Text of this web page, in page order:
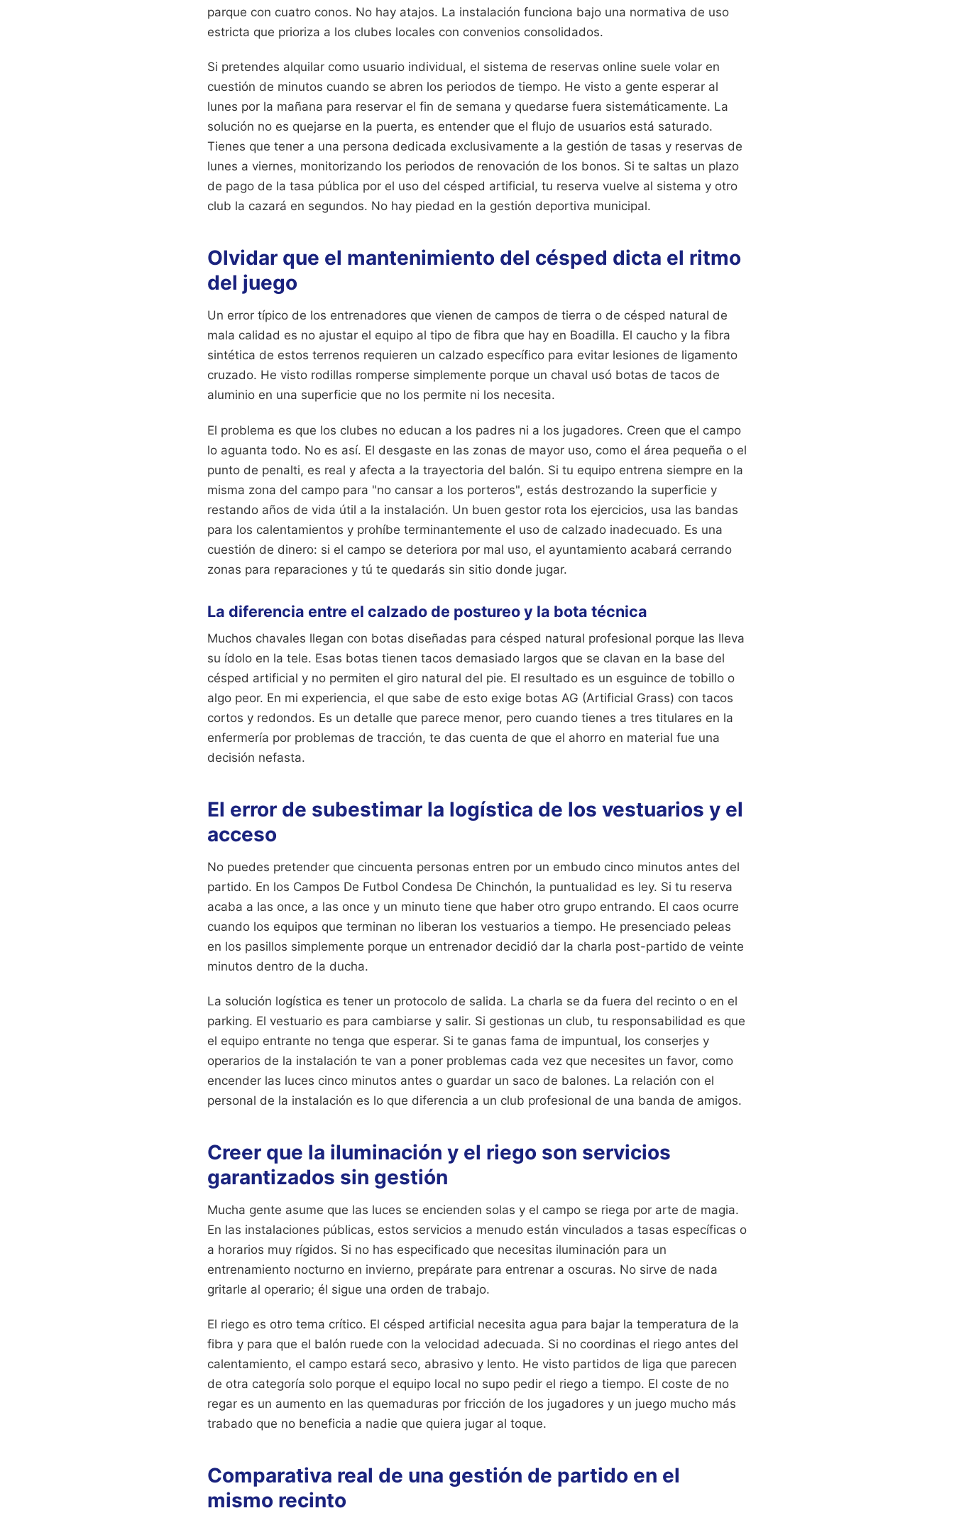
parque con cuatro conos. No hay atajos. La instalación funciona bajo una normativa de uso
estricta que prioriza a los clubes locales con convenios consolidados.
Si pretendes alquilar como usuario individual, el sistema de reservas online suele volar en
cuestión de minutos cuando se abren los periodos de tiempo. He visto a gente esperar al
lunes por la mañana para reservar el fin de semana y quedarse fuera sistemáticamente. La
solución no es quejarse en la puerta, es entender que el flujo de usuarios está saturado.
Tienes que tener a una persona dedicada exclusivamente a la gestión de tasas y reservas de
lunes a viernes, monitorizando los periodos de renovación de los bonos. Si te saltas un plazo
de pago de la tasa pública por el uso del césped artificial, tu reserva vuelve al sistema y otro
club la cazará en segundos. No hay piedad en la gestión deportiva municipal.
Olvidar que el mantenimiento del césped dicta el ritmo
del juego
Un error típico de los entrenadores que vienen de campos de tierra o de césped natural de
mala calidad es no ajustar el equipo al tipo de fibra que hay en Boadilla. El caucho y la fibra
sintética de estos terrenos requieren un calzado específico para evitar lesiones de ligamento
cruzado. He visto rodillas romperse simplemente porque un chaval usó botas de tacos de
aluminio en una superficie que no los permite ni los necesita.
El problema es que los clubes no educan a los padres ni a los jugadores. Creen que el campo
lo aguanta todo. No es así. El desgaste en las zonas de mayor uso, como el área pequeña o el
punto de penalti, es real y afecta a la trayectoria del balón. Si tu equipo entrena siempre en la
misma zona del campo para "no cansar a los porteros", estás destrozando la superficie y
restando años de vida útil a la instalación. Un buen gestor rota los ejercicios, usa las bandas
para los calentamientos y prohíbe terminantemente el uso de calzado inadecuado. Es una
cuestión de dinero: si el campo se deteriora por mal uso, el ayuntamiento acabará cerrando
zonas para reparaciones y tú te quedarás sin sitio donde jugar.
La diferencia entre el calzado de postureo y la bota técnica
Muchos chavales llegan con botas diseñadas para césped natural profesional porque las lleva
su ídolo en la tele. Esas botas tienen tacos demasiado largos que se clavan en la base del
césped artificial y no permiten el giro natural del pie. El resultado es un esguince de tobillo o
algo peor. En mi experiencia, el que sabe de esto exige botas AG (Artificial Grass) con tacos
cortos y redondos. Es un detalle que parece menor, pero cuando tienes a tres titulares en la
enfermería por problemas de tracción, te das cuenta de que el ahorro en material fue una
decisión nefasta.
El error de subestimar la logística de los vestuarios y el
acceso
No puedes pretender que cincuenta personas entren por un embudo cinco minutos antes del
partido. En los Campos De Futbol Condesa De Chinchón, la puntualidad es ley. Si tu reserva
acaba a las once, a las once y un minuto tiene que haber otro grupo entrando. El caos ocurre
cuando los equipos que terminan no liberan los vestuarios a tiempo. He presenciado peleas
en los pasillos simplemente porque un entrenador decidió dar la charla post-partido de veinte
minutos dentro de la ducha.
La solución logística es tener un protocolo de salida. La charla se da fuera del recinto o en el
parking. El vestuario es para cambiarse y salir. Si gestionas un club, tu responsabilidad es que
el equipo entrante no tenga que esperar. Si te ganas fama de impuntual, los conserjes y
operarios de la instalación te van a poner problemas cada vez que necesites un favor, como
encender las luces cinco minutos antes o guardar un saco de balones. La relación con el
personal de la instalación es lo que diferencia a un club profesional de una banda de amigos.
Creer que la iluminación y el riego son servicios
garantizados sin gestión
Mucha gente asume que las luces se encienden solas y el campo se riega por arte de magia.
En las instalaciones públicas, estos servicios a menudo están vinculados a tasas específicas o
a horarios muy rígidos. Si no has especificado que necesitas iluminación para un
entrenamiento nocturno en invierno, prepárate para entrenar a oscuras. No sirve de nada
gritarle al operario; él sigue una orden de trabajo.
El riego es otro tema crítico. El césped artificial necesita agua para bajar la temperatura de la
fibra y para que el balón ruede con la velocidad adecuada. Si no coordinas el riego antes del
calentamiento, el campo estará seco, abrasivo y lento. He visto partidos de liga que parecen
de otra categoría solo porque el equipo local no supo pedir el riego a tiempo. El coste de no
regar es un aumento en las quemaduras por fricción de los jugadores y un juego mucho más
trabado que no beneficia a nadie que quiera jugar al toque.
Comparativa real de una gestión de partido en el
mismo recinto